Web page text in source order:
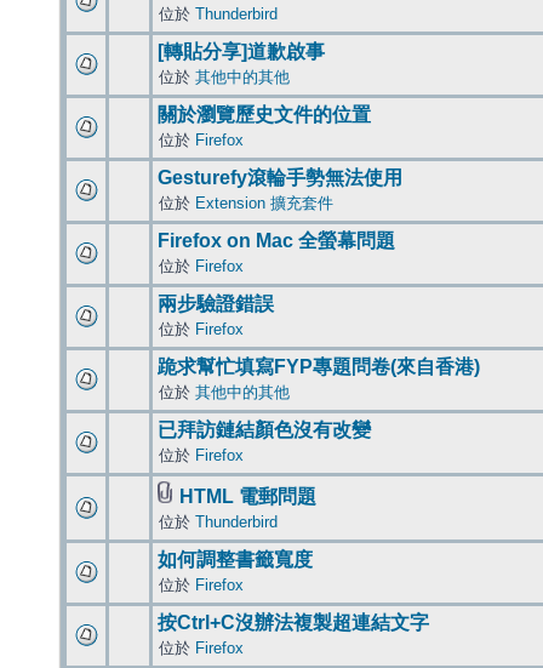
位於 Thunderbird
[轉貼分享]道歉啟事
位於 其他中的其他
關於瀏覽歷史文件的位置
位於 Firefox
Gesturefy滾輪手勢無法使用
位於 Extension 擴充套件
Firefox on Mac 全螢幕問題
位於 Firefox
兩步驗證錯誤
位於 Firefox
跪求幫忙填寫FYP專題問卷(來自香港)
位於 其他中的其他
已拜訪鏈結顏色沒有改變
位於 Firefox
HTML 電郵問題
位於 Thunderbird
如何調整書籤寬度
位於 Firefox
按Ctrl+C沒辦法複製超連結文字
位於 Firefox